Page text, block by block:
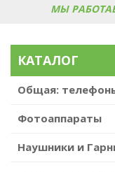
МЫ
КАТАЛОГ
Общая:
Фотоаппараты
Наушники и